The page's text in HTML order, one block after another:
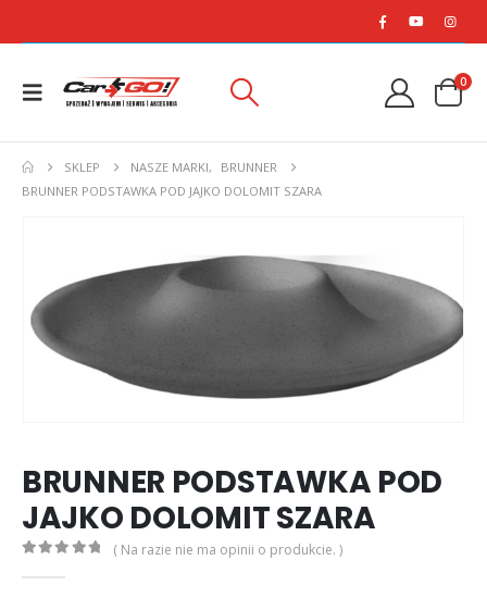
0
SKLEP NASZE MARKI,
BRUNNER
BRUNNER PODSTAWKA POD JAJKO DOLOMIT SZARA
BRUNNER PODSTAWKA POD
JAJKO DOLOMIT SZARA
( Na razie nie ma opinii o produkcie. )